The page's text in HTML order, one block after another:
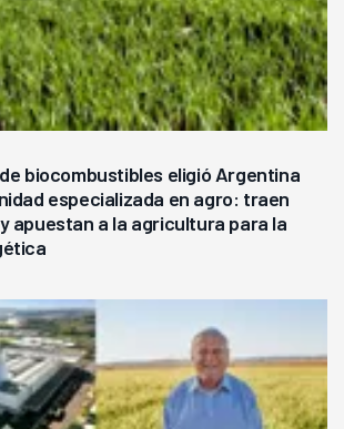
biocombustibles eligió Argentina
especializada en agro: traen
apuestan a la agricultura para la